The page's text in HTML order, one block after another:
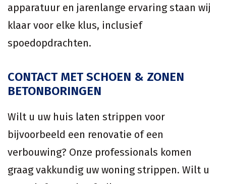
apparatuur en jarenlange ervaring staan wij
klaar voor elke klus, inclusief
spoedopdrachten.
CONTACT MET SCHOEN & ZONEN
BETONBORINGEN
Wilt u uw huis laten strippen voor
bijvoorbeeld een renovatie of een
verbouwing? Onze professionals komen
graag vakkundig uw woning strippen. Wilt u